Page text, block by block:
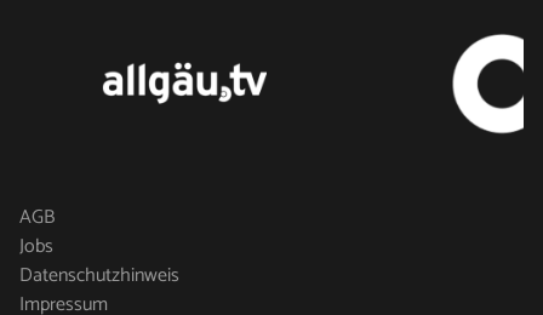
AGB
Jobs
Datenschutzhinweis
Impressum